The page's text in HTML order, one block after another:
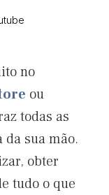
no
ou
todas as
da sua mão.
obter
tudo o que